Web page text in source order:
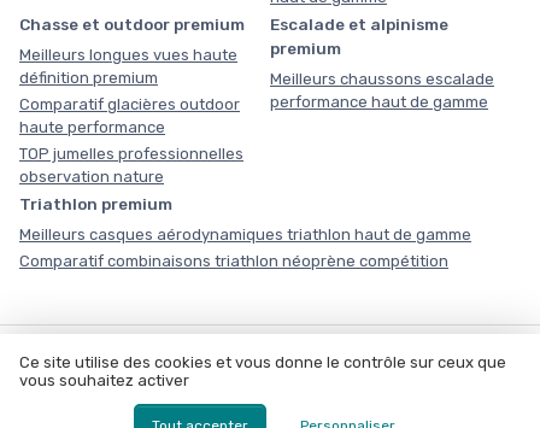
Chasse et outdoor premium
Meilleurs longues vues haute
définition premium
Comparatif glacières outdoor
haute performance
TOP jumelles professionnelles
observation nature
Escalade et alpinisme
premium
Meilleurs chaussons escalade
performance haut de gamme
Triathlon premium
Meilleurs casques aérodynamiques triathlon haut de gamme
Comparatif combinaisons triathlon néoprène compétition
COMMENT NOUS TRAVAILLONS
Notre méthodologieÀ propos
Calculateur d’équipement
Livre blanc : équiper un plateau
Ce site utilise des cookies et vous donne le contrôle sur ceux que
vous souhaitez activer